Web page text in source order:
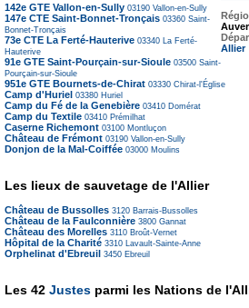
Allier
142e GTE Vallon-en-Sully 03190 Vallon-en-Sully
147e CTE Saint-Bonnet-Tronçais 03360 Saint-
Bonnet-Tronçais
73e CTE La Ferté-Hauterive 03340 La Ferté-
Hauterive
91e GTE Saint-Pourçain-sur-Sioule 03500 Saint-
Pourçain-sur-Sioule
951e GTE Bournets-de-Chirat 03330 Chirat-l'Église
Camp d'Huriel 03380 Huriel
Camp du Fé de la Genebière 03410 Domérat
Camp du Textile 03410 Prémilhat
Caserne Richemont 03100 Montluçon
Château de Frémont 03190 Vallon-en-Sully
Donjon de la Mal-Coiffée 03000 Moulins
Les lieux de sauvetage de l'Allier
Château de Bussolles 3120 Barrais-Bussolles
Château de la Faulconnière 3800 Gannat
Château des Morelles 3110 Broût-Vernet
Hôpital de la Charité 3310 Lavault-Sainte-Anne
Orphelinat d'Ebreuil 3450 Ebreuil
Les 42 Justes parmi les Nations de